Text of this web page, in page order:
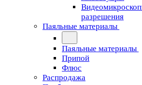
разрешения
Паяльные материалы
Паяльные материалы
Припой
Флюс
Распродажа